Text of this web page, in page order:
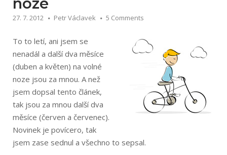
27. 7. 2012 Petr Václavek 5 Comments
To to letí, ani jsem se
nenadál a další dva měsíce
(duben a květen) na volné
noze jsou za mnou. A než
jsem dopsal tento článek,
tak jsou za mnou další dva
měsíce (červen a červenec).
Novinek je povícero, tak
jsem zase sednul a všechno to sepsal.